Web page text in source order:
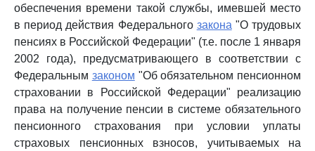
обеспечения времени такой службы, имевшей место
в период действия Федерального закона "О трудовых
пенсиях в Российской Федерации" (т.е. после 1 января
2002 года), предусматривающего в соответствии с
Федеральным законом "Об обязательном пенсионном
страховании в Российской Федерации" реализацию
права на получение пенсии в системе обязательного
пенсионного страхования при условии уплаты
страховых пенсионных взносов, учитываемых на